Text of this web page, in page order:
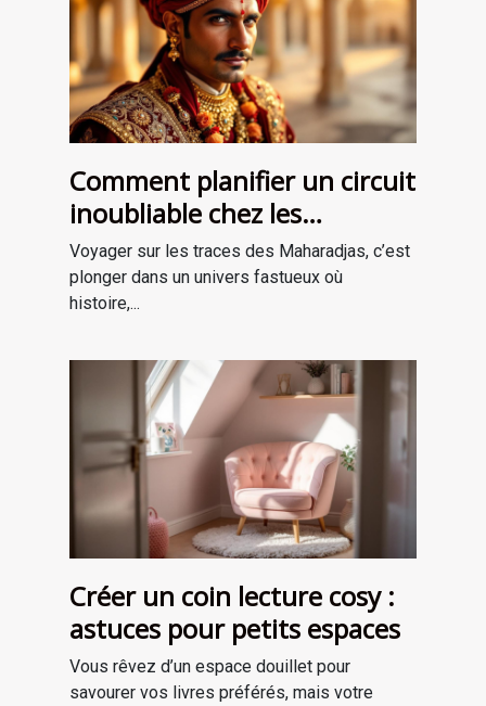
Comment planifier un circuit
inoubliable chez les
Maharadjas ?
Voyager sur les traces des Maharadjas, c’est
plonger dans un univers fastueux où
histoire,...
Créer un coin lecture cosy :
astuces pour petits espaces
Vous rêvez d’un espace douillet pour
savourer vos livres préférés, mais votre